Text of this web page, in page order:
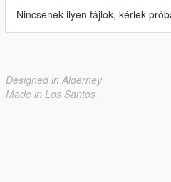
Nincsenek ilyen fájlok, kérlek
Designed in Alderney
Made in Los Santos